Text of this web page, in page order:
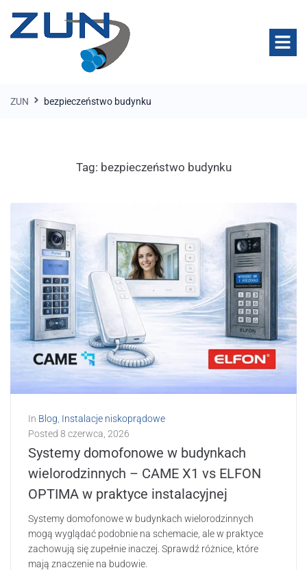
ZUN bezpieczeństwo budynku
Tag: bezpieczeństwo budynku
In Blog Instalacje niskoprądowe
Posted 8 czerwca, 2026
Systemy domofonowe w budynkach
wielorodzinnych – CAME X1 vs ELFON
OPTIMA w praktyce instalacyjnej
Systemy domofonowe w budynkach wielorodzinnych
mogą wyglądać podobnie na schemacie, ale w praktyce
zachowują się zupełnie inaczej. Sprawdź różnice, które
mają znaczenie na budowie.